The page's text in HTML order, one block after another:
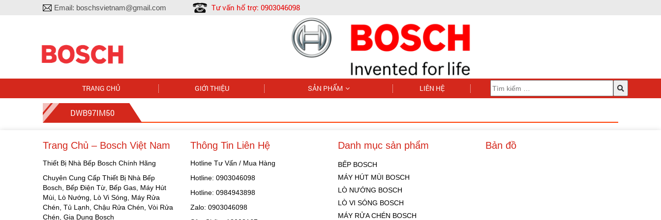
Email: boschsvietnam@gmail.com Tư vấn hổ trợ: 0903046098
TRANG CHỦ GIỚI THIỆU SẢN PHẨM LIÊN HỆ
DWB97IM50
Trang Chủ – Bosch Việt Nam
Thiết Bị Nhà Bếp Bosch Chính Hãng
Chuyên Cung Cấp Thiết Bị Nhà Bếp
Bosch, Bếp Điện Từ, Bếp Gas, Máy Hút
Mùi, Lò Nướng, Lò Vi Sóng, Máy Rửa
Chén, Tủ Lạnh, Chậu Rửa Chén, Vòi Rửa
Chén, Gia Dụng Bosch
Thông Tin Liên Hệ
Hotline Tư Vấn / Mua Hàng
Hotline: 0903046098
Hotline: 0984943898
Zalo: 0903046098
Danh mục sản phẩm
BẾP BOSCH
MÁY HÚT MÙI BOSCH
LÒ NƯỚNG BOSCH
LÒ VI SÓNG BOSCH
MÁY RỬA CHÉN BOSCH
Bản đồ